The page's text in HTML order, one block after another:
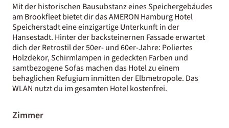
Mit der historischen Bausubstanz eines Speichergebäudes
am Brookfleet bietet dir das AMERON Hamburg Hotel
Speicherstadt eine einzigartige Unterkunft in der
Hansestadt. Hinter der backsteinernen Fassade erwartet
dich der Retrostil der 50er- und 60er-Jahre: Poliertes
Holzdekor, Schirmlampen in gedeckten Farben und
samtbezogene Sofas machen das Hotel zu einem
behaglichen Refugium inmitten der Elbmetropole. Das
WLAN nutzt du im gesamten Hotel kostenfrei.
Zimmer